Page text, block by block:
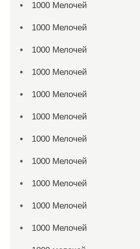
1000 Мелочей
1000 Мелочей
1000 Мелочей
1000 Мелочей
1000 Мелочей
1000 Мелочей
1000 Мелочей
1000 Мелочей
1000 Мелочей
1000 Мелочей
1000 Мелочей